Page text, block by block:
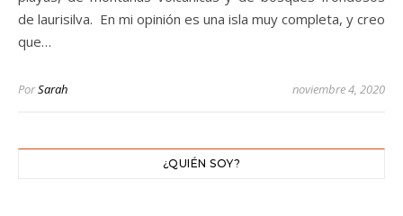
de laurisilva. En mi opinión es una isla muy completa, y creo
que…
PorSarah noviembre 4, 2020
¿QUIÉN SOY?